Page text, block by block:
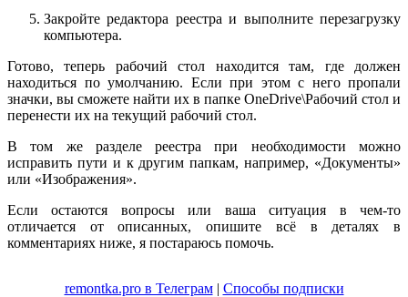
Закройте редактора реестра и выполните перезагрузку
компьютера.
Готово, теперь рабочий стол находится там, где должен
находиться по умолчанию. Если при этом с него пропали
значки, вы сможете найти их в папке OneDrive\Рабочий стол и
перенести их на текущий рабочий стол.
В том же разделе реестра при необходимости можно
исправить пути и к другим папкам, например, «Документы»
или «Изображения».
Если остаются вопросы или ваша ситуация в чем-то
отличается от описанных, опишите всё в деталях в
комментариях ниже, я постараюсь помочь.
remontka.pro в Телеграм| Способы подписки